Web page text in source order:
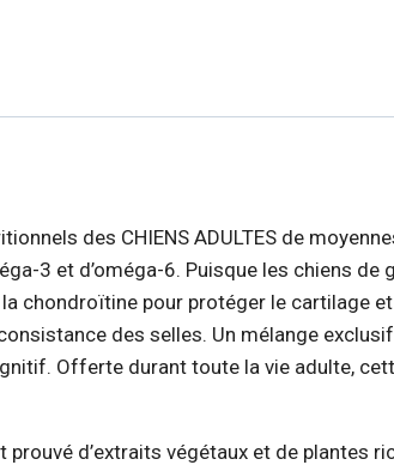
des CHIENS ADULTES de
3 et d’oméga-6. Puisque les chiens
chondroïtine pour protéger le cartilage
des selles. Un mélange
Offerte durant toute la vie adulte,
d’extraits végétaux et de plantes